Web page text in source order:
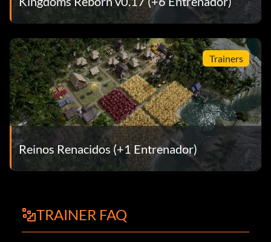
Trainers
Reinos Renacidos (+1 Entrenador)
TRAINER FAQ